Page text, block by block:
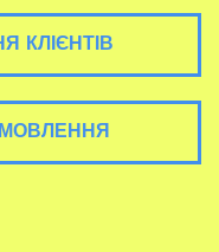
КЛІЄНТІВ